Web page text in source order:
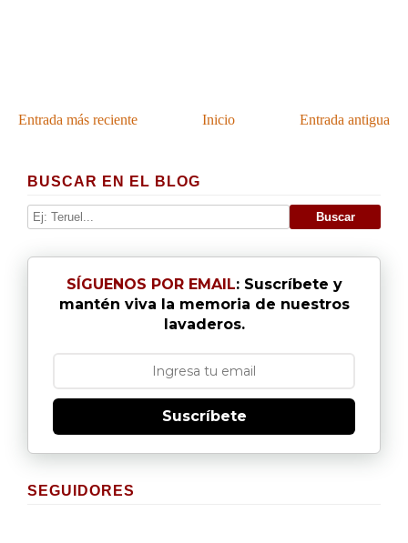
Entrada más reciente Entrada antigua
Inicio
BUSCAR EN EL BLOG
SÍGUENOS POR EMAIL: Suscríbete y
mantén viva la memoria de nuestros
lavaderos.
Suscríbete
SEGUIDORES